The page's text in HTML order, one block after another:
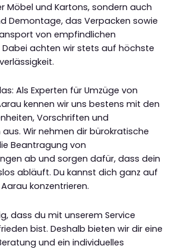
Möbel und Kartons, sondern auch
Demontage, das Verpacken sowie
von empfindlichen
achten wir stets auf höchste
Als Experten für Umzüge von
kennen wir uns bestens mit den
Vorschriften und
Wir nehmen dir bürokratische
Beantragung von
ab und sorgen dafür, dass dein
abläuft. Du kannst dich ganz auf
konzentrieren.
dass du mit unserem Service
bist. Deshalb bieten wir dir eine
und ein individuelles